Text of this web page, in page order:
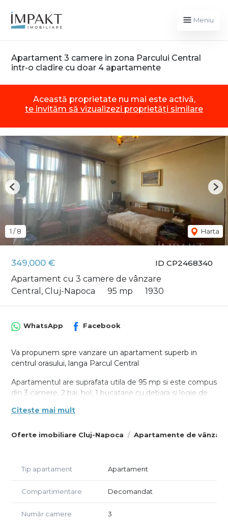
Meniu
Apartament 3 camere in zona Parcului Central
intr-o cladire cu doar 4 apartamente
Această proprietate nu mai este activă,
te invităm să vizualizezi proprietăți similare
ID CP2468340
349,000 €
Apartament cu 3 camere de vânzare
Central, Cluj-Napoca
95 mp 1930
1 /8 Harta
Previous
Oferte imobiliare Cluj-Napoca Apartamente de
WhatsApp Facebook
Va propunem spre vanzare un apartament superb in
centrul orasului, langa Parcul Central
Apartamentul are suprafata utila de 95 mp si este compus
din 3 camere, 2 bai, hol, 1 bucatarie cu debara si logie de
design-ul sau unic. Situat intr-o cladire istorica, camerele
incalzirea se face prin soba de teracota, gresie si faianta
locuinta, pentru investitie in regim hotelier sau pentru
spatiu birouri.
Proprietatea se afla in imediata apropiere a mijloacelor de
interes, la 5 minute de mers pe jos de Piata Muzeului.
Citește mai mult
Tip apartament Apartament
Compartimentare Decomandat
Număr camere 3